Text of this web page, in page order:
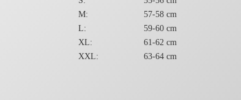
M:
57-58 cm
L:
59-60 cm
XL:
61-62 cm
XXL:
63-64 cm